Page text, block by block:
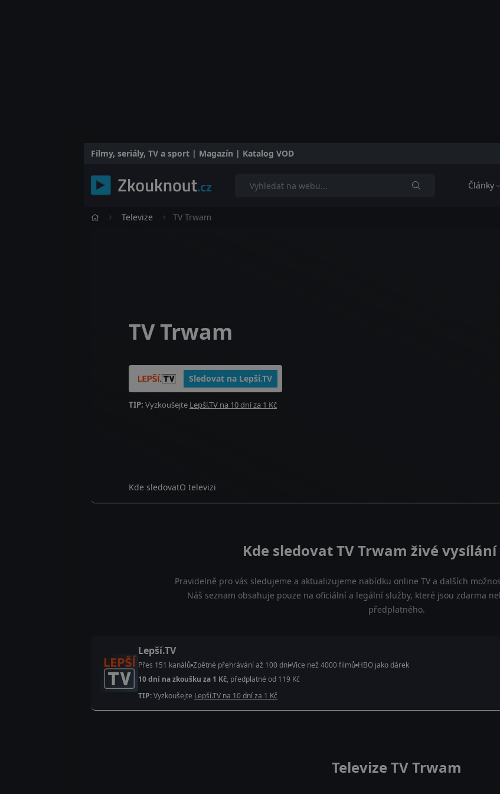
Filmy, seriály, TV a sport | Magazín | Katalog VOD
Články
Televize TV Trwam
TV Trwam
Sledovat na Lepší.TV
TIP: Vyzkoušejte Lepší.TV na 10 dní za 1 Kč
Kde sledovatO televizi
Kde sledovat TV Trwam živé
Pravidelně pro vás sledujeme a aktualizujeme nabídku online TV a dalších
Náš seznam obsahuje pouze na oficiální a legální služby, které jsou zdarma
předplatného.
Lepší.TV
Přes 151 kanálů Zpětné přehrávání až 100 dní Více než 4000 filmů HBO jako dárek
10 dní na zkoušku za 1 Kč, předplatné od 119 Kč
TIP:Vyzkoušejte Lepší.TV na 10 dní za 1 Kč
Televize TV Trwam